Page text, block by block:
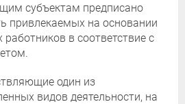
субъектам предписано
привлекаемых на основании
в соответствие с
один из
видов деятельности, на